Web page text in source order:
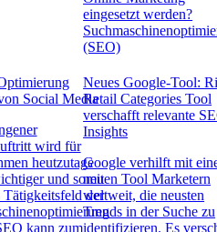
eingesetzt werden?
(SEO)
Social Media
wird für
heutzutage
und somit
Tätigkeitsfeld der
kann zum
Neues Google-Tool:
Retail Categories Tool
verschafft relevante
Insights
Google verhilft mit
neuen Tool Marketern
weltweit, die neusten
Trends in der Suche zu
identifizieren. Es